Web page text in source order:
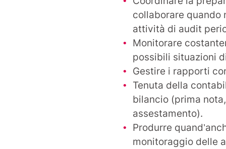
collaborare quando
attività di audit
Monitorare
possibili situazioni
Gestire i rapporti
Tenuta della
bilancio (prima
assestamento).
Produrre
monitoraggio delle